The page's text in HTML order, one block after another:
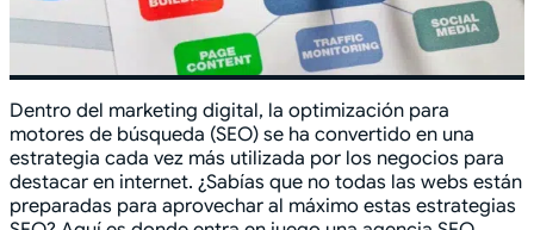
Dentro del marketing digital, la optimización para
motores de búsqueda (SEO) se ha convertido en una
estrategia cada vez más utilizada por los negocios para
destacar en internet. ¿Sabías que no todas las webs están
preparadas para aprovechar al máximo estas estrategias